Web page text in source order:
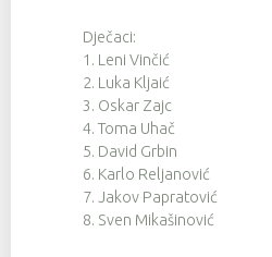
Dječaci:
1. Leni Vinčić
2. Luka Kljaić
3. Oskar Zajc
4. Toma Uhač
5. David Grbin
6. Karlo Reljanović
7. Jakov Papratović
8. Sven Mikašinović